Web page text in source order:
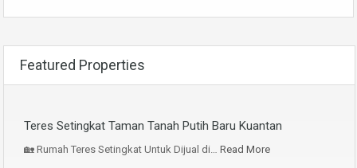
Featured Properties
Teres Setingkat Taman Tanah Putih Baru Kuantan
🏡 Rumah Teres Setingkat Untuk Dijual di… Read More